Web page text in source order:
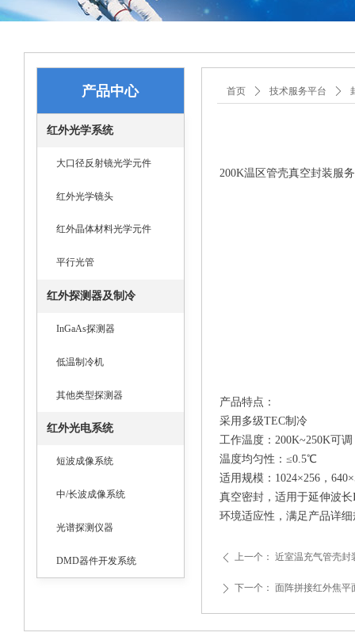
首页 ꄲ 技术服务平台 ꄲ
ꄴ 上一个： 近室温充气管壳封
ꄲ 下一个： 面阵拼接红外焦平
200K温区管壳真空封装服务
产品特点：
采用多级TEC制冷
工作温度：200K~250K可调
温度均匀性：≤0.5℃
适用规模：1024×256，
真空密封，适用于延伸波
环境适应性，满足产品详
红外光学系统
大口径反射镜光学元件
红外光学镜头
红外晶体材料光学元件
平行光管
红外探测器及制冷
InGaAs探测器
低温制冷机
其他类型探测器
红外光电系统
短波成像系统
中/长波成像系统
光谱探测仪器
DMD器件开发系统
产品中心